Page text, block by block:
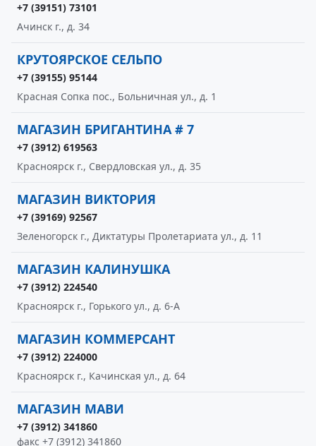
+7 (39151) 73101
Ачинск г., д. 34
КРУТОЯРСКОЕ СЕЛЬПО
+7 (39155) 95144
Красная Сопка пос., Больничная ул., д. 1
МАГАЗИН БРИГАНТИНА # 7
+7 (3912) 619563
Красноярск г., Свердловская ул., д. 35
МАГАЗИН ВИКТОРИЯ
+7 (39169) 92567
Зеленогорск г., Диктатуры Пролетариата ул., д. 11
МАГАЗИН КАЛИНУШКА
+7 (3912) 224540
Красноярск г., Горького ул., д. 6-А
МАГАЗИН КОММЕРСАНТ
+7 (3912) 224000
Красноярск г., Качинская ул., д. 64
МАГАЗИН МАВИ
+7 (3912) 341860
факс +7 (3912) 341860